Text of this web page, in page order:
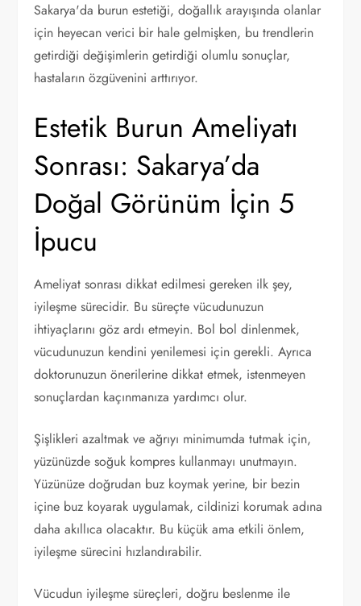
Sakarya'da burun estetiği, doğallık arayışında olanlar
için heyecan verici bir hale gelmişken, bu trendlerin
getirdiği değişimlerin getirdiği olumlu sonuçlar,
hastaların özgüvenini arttırıyor.
Estetik Burun Ameliyatı
Sonrası: Sakarya’da
Doğal Görünüm İçin 5
İpucu
Ameliyat sonrası dikkat edilmesi gereken ilk şey,
iyileşme sürecidir. Bu süreçte vücudunuzun
ihtiyaçlarını göz ardı etmeyin. Bol bol dinlenmek,
vücudunuzun kendini yenilemesi için gerekli. Ayrıca
doktorunuzun önerilerine dikkat etmek, istenmeyen
sonuçlardan kaçınmanıza yardımcı olur.
Şişlikleri azaltmak ve ağrıyı minimumda tutmak için,
yüzünüzde soğuk kompres kullanmayı unutmayın.
Yüzünüze doğrudan buz koymak yerine, bir bezin
içine buz koyarak uygulamak, cildinizi korumak adına
daha akıllıca olacaktır. Bu küçük ama etkili önlem,
iyileşme sürecini hızlandırabilir.
Vücudun iyileşme süreçleri, doğru beslenme ile